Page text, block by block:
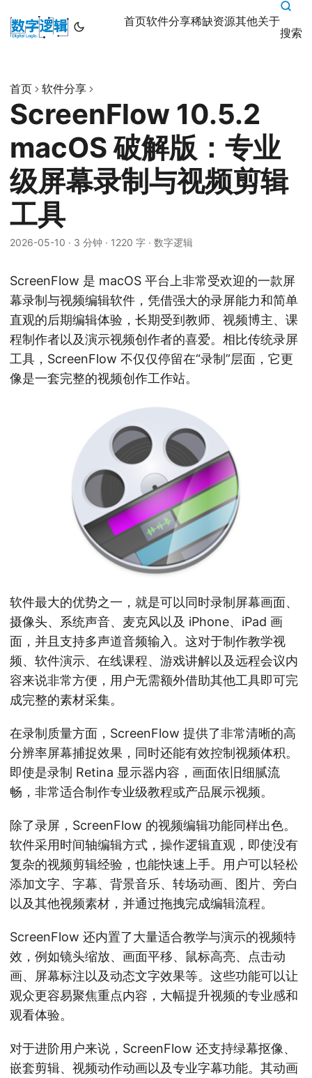
首页软件分享稀缺资源其他关于
搜索
首页 软件分享
ScreenFlow 10.5.2
macOS 破解版：专业
级屏幕录制与视频剪辑
工具
2026-05-10 · 3 分钟 · 1220 字 · 数字逻辑
ScreenFlow 是 macOS 平台上非常受欢迎的一款屏
幕录制与视频编辑软件，凭借强大的录屏能力和简单
直观的后期编辑体验，长期受到教师、视频博主、课
程制作者以及演示视频创作者的喜爱。相比传统录屏
工具，ScreenFlow 不仅仅停留在“录制”层面，它更
像是一套完整的视频创作工作站。
软件最大的优势之一，就是可以同时录制屏幕画面、
摄像头、系统声音、麦克风以及 iPhone、iPad 画
面，并且支持多声道音频输入。这对于制作教学视
频、软件演示、在线课程、游戏讲解以及远程会议内
容来说非常方便，用户无需额外借助其他工具即可完
成完整的素材采集。
在录制质量方面，ScreenFlow 提供了非常清晰的高
分辨率屏幕捕捉效果，同时还能有效控制视频体积。
即使是录制 Retina 显示器内容，画面依旧细腻流
畅，非常适合制作专业级教程或产品展示视频。
除了录屏，ScreenFlow 的视频编辑功能同样出色。
软件采用时间轴编辑方式，操作逻辑直观，即使没有
复杂的视频剪辑经验，也能快速上手。用户可以轻松
添加文字、字幕、背景音乐、转场动画、图片、旁白
以及其他视频素材，并通过拖拽完成编辑流程。
ScreenFlow 还内置了大量适合教学与演示的视频特
效，例如镜头缩放、画面平移、鼠标高亮、点击动
画、屏幕标注以及动态文字效果等。这些功能可以让
观众更容易聚焦重点内容，大幅提升视频的专业感和
观看体验。
对于进阶用户来说，ScreenFlow 还支持绿幕抠像、
嵌套剪辑、视频动作动画以及专业字幕功能。其动画